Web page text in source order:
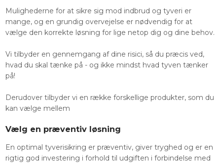
Mulighederne for at sikre sig mod indbrud og tyveri er
mange, og en grundig overvejelse er nødvendig for at
vælge den korrekte løsning for lige netop dig og dine behov.
Vi tilbyder en gennemgang af dine risici, så du præcis ved,
hvad du skal tænke på - og ikke mindst hvad tyven tænker
på!
Derudover tilbyder vi en række forskellige produkter, som du
kan vælge mellem
Vælg en præventiv løsning
En optimal tyverisikring er præventiv, giver tryghed og er en
rigtig god investering i forhold til udgiften i forbindelse med